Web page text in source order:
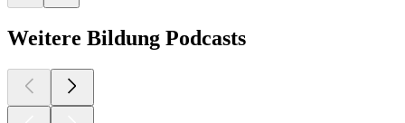
Weitere Bildung Podcasts